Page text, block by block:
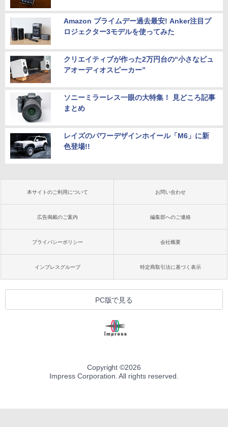
Amazon プライムデー過去最安! Anker注目プ
ロジェクター3モデルを使ってみた
クリエイティブが作った2万円台の“小さなピュ
アオーディオスピーカー”
ソニーミラーレス一眼の大特集！ 見どころ記事
まとめ
レイズのパワーデザインホイール「M6」に新
色登場!!
本サイトのご利用について お問い合わせ
広告掲載のご案内 編集部へのご連絡
プライバシーポリシー 会社概要
インプレスグループ 特定商取引法に基づく表示
PC版で見る
Copyright ©2026
Impress Corporation. All rights reserved.